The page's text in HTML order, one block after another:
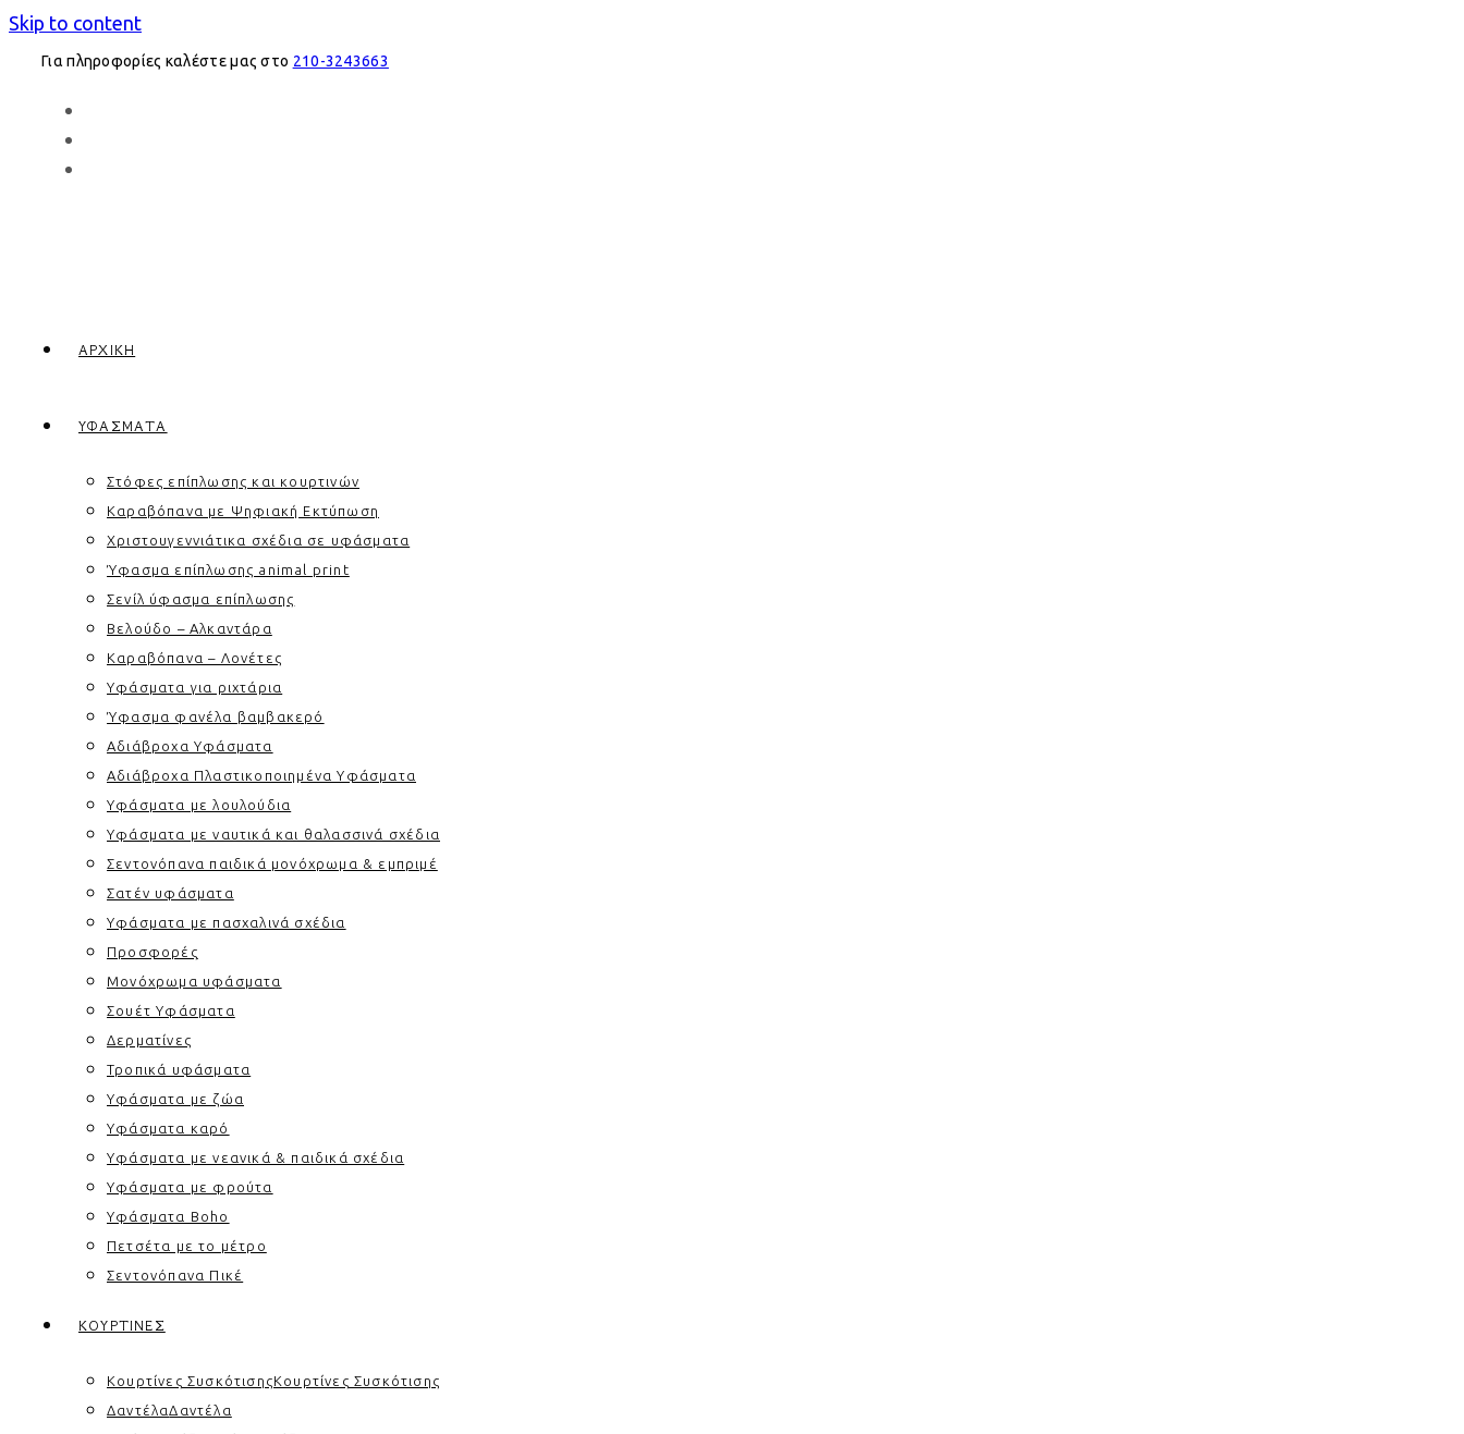
Skip to content
Για πληροφορίες καλέστε μας στο 210-3243663
ΑΡΧΙΚΉ
ΥΦΆΣΜΑΤΑ
Στόφες επίπλωσης και κουρτινών
Καραβόπανα με Ψηφιακή Εκτύπωση
Χριστουγεννιάτικα σχέδια σε υφάσματα
Ύφασμα επίπλωσης animal print
Σενίλ ύφασμα επίπλωσης
Βελούδο – Αλκαντάρα
Καραβόπανα – Λονέτες
Υφάσματα για ριχτάρια
Ύφασμα φανέλα βαμβακερό
Αδιάβροχα Υφάσματα
Αδιάβροχα Πλαστικοποιημένα Υφάσματα
Υφάσματα με λουλούδια
Υφάσματα με ναυτικά και θαλασσινά σχέδια
Σεντονόπανα παιδικά μονόχρωμα & εμπριμέ
Σατέν υφάσματα
Υφάσματα με πασχαλινά σχέδια
Προσφορές
Μονόχρωμα υφάσματα
Σουέτ Υφάσματα
Δερματίνες
Τροπικά υφάσματα
Υφάσματα με ζώα
Υφάσματα καρό
Υφάσματα με νεανικά & παιδικά σχέδια
Υφάσματα με φρούτα
Υφάσματα Boho
Πετσέτα με το μέτρο
Σεντονόπανα Πικέ
ΚΟΥΡΤΊΝΕΣ
Κουρτίνες ΣυσκότισηςΚουρτίνες Συσκότισης
ΔαντέλαΔαντέλα